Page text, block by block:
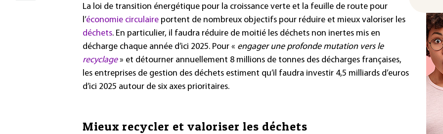
La loi de transition énergétique pour la croissance verte et la feuille de route pour
l’économie circulaire portent de nombreux objectifs pour réduire et mieux valoriser les
déchets. En particulier, il faudra réduire de moitié les déchets non inertes mis en
décharge chaque année d’ici 2025. Pour « engager une profonde mutation vers le
recyclage» et détourner annuellement 8 millions de tonnes des décharges françaises,
les entreprises de gestion des déchets estiment qu’il faudra investir 4,5 milliards d’euros
d’ici 2025 autour de six axes prioritaires.
Mieux recycler et valoriser les déchets